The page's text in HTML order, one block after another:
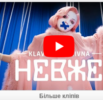
Більше кліпів